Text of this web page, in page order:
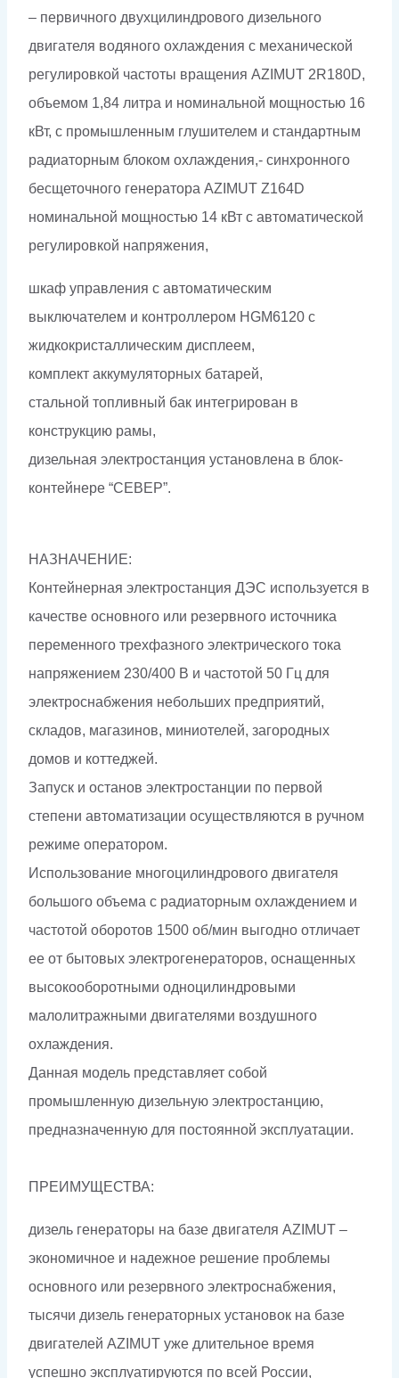
– первичного двухцилиндрового дизельного
двигателя водяного охлаждения с механической
регулировкой частоты вращения AZIMUT 2R180D,
объемом 1,84 литра и номинальной мощностью 16
кВт, с промышленным глушителем и стандартным
радиаторным блоком охлаждения,- синхронного
бесщеточного генератора AZIMUT Z164D
номинальной мощностью 14 кВт c автоматической
регулировкой напряжения,
шкаф управления с автоматическим
выключателем и контроллером HGM6120 с
жидкокристаллическим дисплеем,
комплект аккумуляторных батарей,
стальной топливный бак интегрирован в
конструкцию рамы,
дизельная электростанция установлена в блок-
контейнере “СЕВЕР”.
НАЗНАЧЕНИЕ:
Контейнерная электростанция ДЭС используется в
качестве основного или резервного источника
переменного трехфазного электрического тока
напряжением 230/400 В и частотой 50 Гц для
электроснабжения небольших предприятий,
складов, магазинов, миниотелей, загородных
домов и коттеджей.
Запуск и останов электростанции по первой
степени автоматизации осуществляются в ручном
режиме оператором.
Использование многоцилиндрового двигателя
большого объема с радиаторным охлаждением и
частотой оборотов 1500 об/мин выгодно отличает
ее от бытовых электрогенераторов, оснащенных
высокооборотными одноцилиндровыми
малолитражными двигателями воздушного
охлаждения.
Данная модель представляет собой
промышленную дизельную электростанцию,
предназначенную для постоянной эксплуатации.
ПРЕИМУЩЕСТВА:
дизель генераторы на базе двигателя AZIMUT –
экономичное и надежное решение проблемы
основного или резервного электроснабжения,
тысячи дизель генераторных установок на базе
двигателей AZIMUT уже длительное время
успешно эксплуатируются по всей России,